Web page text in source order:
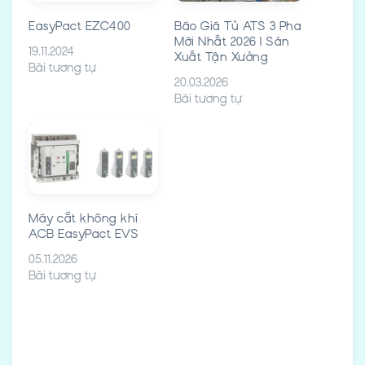
EasyPact EZC400
19.11.2024
Bài tương tự
Báo Giá Tủ ATS 3 Pha
Mới Nhất 2026 | Sản
Xuất Tận Xưởng
20.03.2026
Bài tương tự
Máy cắt không khí
ACB EasyPact EVS
05.11.2026
Bài tương tự